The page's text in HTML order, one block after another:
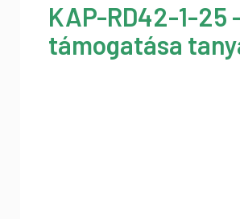
KAP-RD42-1-
támogatása